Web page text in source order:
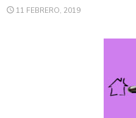
PUBLICADO
11 FEBRERO, 2019